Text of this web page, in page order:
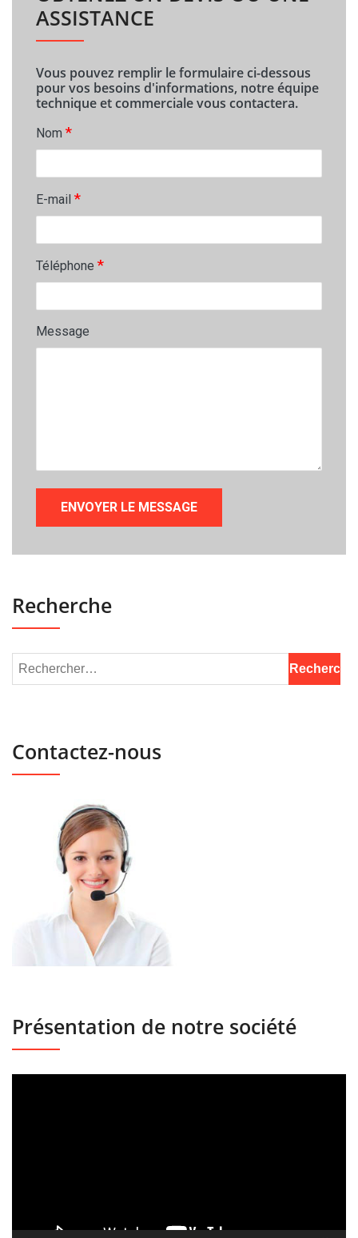
ASSISTANCE
Vous pouvez remplir le formulaire ci-dessous
pour vos besoins d'informations, notre équipe
technique et commerciale vous contactera.
Nom *
E-mail *
Téléphone *
Message
Recherche
Contactez-nous
Présentation de notre société